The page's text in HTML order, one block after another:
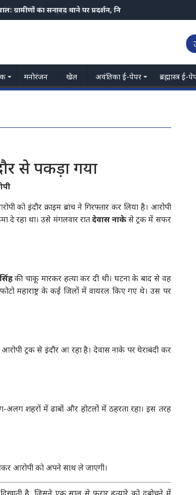
के आरोपियों का जुलूस,3 मोटरसाइकिल भी जप्त
मनोरंजन खेल अवंतिका ई-पेपर ब्रह्मास्त्र ई-
से पकड़ा गया
को इंदौर क्राइम ब्रांच ने गिरफ्तार कर लिया है। आरोपी
दे रहा था। उसे मंगलवार रातदेवास नाकेसे ट्रक में सफर
की चाकू मारकर हत्या कर दी थी। घटना के बाद से वह
महाराष्ट्र के कई जिलों में वायरल किए गए थे। उस पर
ट्रक से इंदौर आ रहा है। देवास नाके पर घेराबंदी कर
अलग शहरों में ढाबों और होटलों में ठहरता रहा। इस तरह
आरोपी को अपने साथ ले जाएगी।